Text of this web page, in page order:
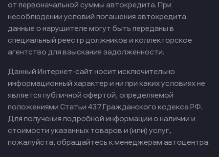
от первоначальной суммы автокредита. При
несоблюдении условий погашения автокредита
данные о нарушителе могут быть переданы в
специальный реестр должников и коллекторское
агентство для взыскания задолженности.
Данный Интернет-сайт носит исключительно
информационный характер и ни при каких условиях не
является публичной офертой, определяемой
положениями Статьи 437 Гражданского кодекса РФ.
Для получения подробной информации о наличии и
стоимости указанных товаров и (или) услуг,
пожалуйста, обращайтесь к менеджерам автоцентра.